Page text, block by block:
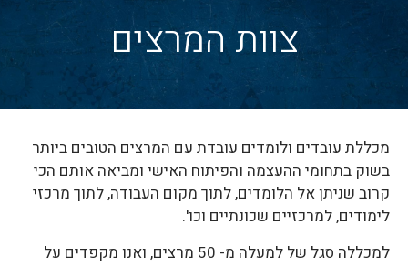
צוות המרצים
מכללת עובדים ולומדים עובדת עם המרצים הטובים ביותר
בשוק בתחומי ההעצמה והפיתוח האישי ומביאה אותם הכי
קרוב שניתן אל הלומדים, לתוך מקום העבודה, לתוך מרכזי
לימודים, למרכזיים שכונתיים וכו'.
למכללה סגל של למעלה מ- 50 מרצים, ואנו מקפדים על